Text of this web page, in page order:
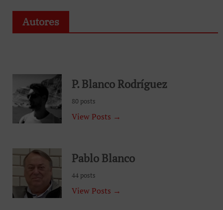
Autores
P. Blanco Rodríguez
80 posts
View Posts →
Pablo Blanco
44 posts
View Posts →